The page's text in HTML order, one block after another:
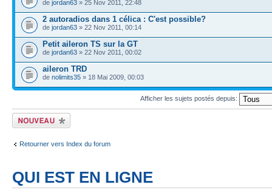
de jordan63 » 25 Nov 2011, 22:48
2 autoradios dans 1 célica : C'est possible?
de jordan63 » 22 Nov 2011, 00:14
Petit aileron TS sur la GT
de jordan63 » 22 Nov 2011, 00:02
aileron TRD
de nolimits35 » 18 Mai 2009, 00:03
Afficher les sujets postés depuis:
Ecrire un nouveau
sujet
Retourner vers Index du forum
QUI EST EN LIGNE